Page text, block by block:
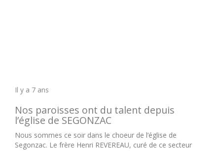
Il y a 7 ans
Nos paroisses ont du talent depuis
l’église de SEGONZAC
Nous sommes ce soir dans le choeur de l’église de
Segonzac. Le frère Henri REVEREAU, curé de ce secteur